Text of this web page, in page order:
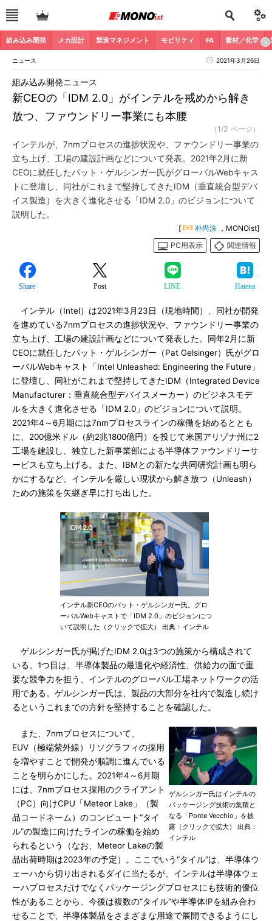
組み込み開発 メカ設計 製造マネジメント モビリティ FA 素材／化学
ニュース 2021年3月26日
新CEOの「IDM 2.0」がインテルを戒めから解き
放つ、ファウンドリー事業にも本腰
組み込み開発ニュース
（1/2 ページ）
インテルが、7nmプロセスの進捗状況や、ファウンドリー事業の
立ち上げ、工場の建設計画などについて発表。2021年2月に新
CEOに就任したパット・ゲルシンガー氏がグローバルWebキャス
トに登壇し、同社がこれまで堅持してきたIDM（垂直統合型デバ
イス製造）を大きく進化させる「IDM 2.0」のビジョンについて
説明した。
[ 朴尚洙 ，MONOist]
PC用表示
関連情報
Share Post LINE Hatena
インテル（Intel）は2021年3月23日（現地時間）、同社が開発
を進めている7nmプロセスの進捗状況や、ファウンドリー事業の
立ち上げ、工場の建設計画などについて発表した。同年2月に新
CEOに就任したパット・ゲルシンガー（Pat Gelsinger）氏がグロ
ーバルWebキャスト「Intel Unleashed: Engineering the Future」
に登壇し、同社がこれまで堅持してきたIDM（Integrated Device
Manufacturer：垂直統合型デバイスメーカー）のビジネスモデ
ルを大きく進化させる「IDM 2.0」のビジョンについて説明。
2021年4～6月期には7nmプロセスラインの稼働を始めるととも
に、200億米ドル（約2兆1800億円）を投じて米国アリゾナ州に2
工場を建設し、独立した新事業部による半導体ファウンドリーサ
ービスも立ち上げる。また、IBMとの新たな共同研究計画も明ら
かにするなど、インテルを厳しい現状から解き放つ（Unleash）
ための施策を矢継ぎ早に打ち出した。
インテル新CEOのパット・ゲルシンガー氏。グロ
ーバルWebキャストで「IDM 2.0」のビジョンにつ
いて説明した（クリックで拡大） 出典：インテル
ゲルシンガー氏が掲げたIDM 2.0は3つの施策から構成されて
いる。1つ目は、半導体製品の最適化や経済性、供給力の面で重
要な競争力を担う、インテルのグローバル工場ネットワークの活
用である。ゲルシンガー氏は、製品の大部分を社内で製造し続け
るというこれまでの方針を堅持することを確認した。
ゲルシンガー氏はインテルの
パッケージング技術の集積と
なる「Ponte Vecchio」を披
露（クリックで拡大） 出典：
インテル
また、7nmプロセスについて、
EUV（極端紫外線）リソグラフィの採用
を増やすことで開発が順調に進んでいる
ことを明らかにした。2021年4～6月期
には、7nmプロセス採用のクライアント
（PC）向けCPU「Meteor Lake」（製
品コードネーム）のコンピュート“タイ
ル”の製造に向けたラインの稼働を始め
られるという（なお、Meteor Lakeの製
品出荷時期は2023年の予定）。ここでいう“タイル”は、半導体ウ
ェーハから切り出されるダイに当たるが、インテルは半導体ウェ
ーハプロセスだけでなくパッケージングプロセスにも技術的優位
性があることから、今後は複数の“タイル”や半導体IPを組み合わ
せることで、半導体製品をさまざまな用途で展開できるようにし